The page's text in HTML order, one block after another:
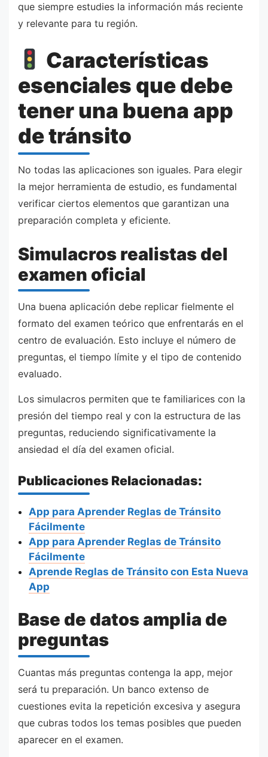
que siempre estudies la información más reciente
y relevante para tu región.
Características
esenciales que debe
tener una buena app
de tránsito
No todas las aplicaciones son iguales. Para elegir
la mejor herramienta de estudio, es fundamental
verificar ciertos elementos que garantizan una
preparación completa y eficiente.
Simulacros realistas del
examen oficial
Una buena aplicación debe replicar fielmente el
formato del examen teórico que enfrentarás en el
centro de evaluación. Esto incluye el número de
preguntas, el tiempo límite y el tipo de contenido
evaluado.
Los simulacros permiten que te familiarices con la
presión del tiempo real y con la estructura de las
preguntas, reduciendo significativamente la
ansiedad el día del examen oficial.
Publicaciones Relacionadas:
App para Aprender Reglas de Tránsito
Fácilmente
App para Aprender Reglas de Tránsito
Fácilmente
Aprende Reglas de Tránsito con Esta Nueva
App
Base de datos amplia de
preguntas
Cuantas más preguntas contenga la app, mejor
será tu preparación. Un banco extenso de
cuestiones evita la repetición excesiva y asegura
que cubras todos los temas posibles que pueden
aparecer en el examen.